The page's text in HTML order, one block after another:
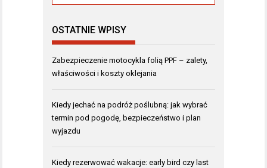
OSTATNIE WPISY
Zabezpieczenie motocykla folią PPF – zalety,
właściwości i koszty oklejania
Kiedy jechać na podróż poślubną: jak wybrać
termin pod pogodę, bezpieczeństwo i plan
wyjazdu
Kiedy rezerwować wakacje: early bird czy last